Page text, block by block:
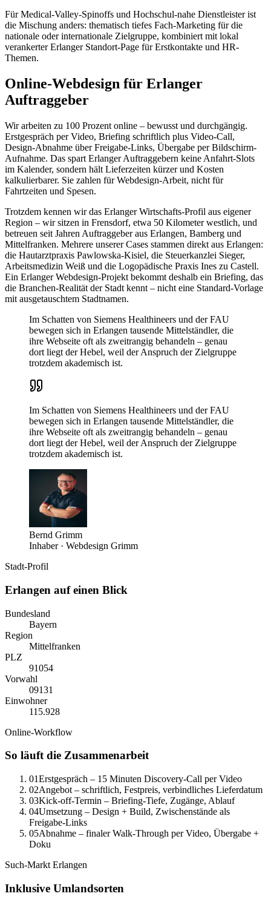
Für Medical-Valley-Spinoffs und Hochschul-nahe Dienstleister ist
die Mischung anders: thematisch tiefes Fach-Marketing für die
nationale oder internationale Zielgruppe, kombiniert mit lokal
verankerter Erlanger Standort-Page für Erstkontakte und HR-
Themen.
Online-Webdesign für Erlanger
Auftraggeber
Wir arbeiten zu 100 Prozent online – bewusst und durchgängig.
Erstgespräch per Video, Briefing schriftlich plus Video-Call,
Design-Abnahme über Freigabe-Links, Übergabe per Bildschirm-
Aufnahme. Das spart Erlanger Auftraggebern keine Anfahrt-Slots
im Kalender, sondern hält Lieferzeiten kürzer und Kosten
kalkulierbarer. Sie zahlen für Webdesign-Arbeit, nicht für
Fahrtzeiten und Spesen.
Trotzdem kennen wir das Erlanger Wirtschafts-Profil aus eigener
Region – wir sitzen in Frensdorf, etwa 50 Kilometer westlich, und
betreuen seit Jahren Auftraggeber aus Erlangen, Bamberg und
Mittelfranken. Mehrere unserer Cases stammen direkt aus Erlangen:
die Hautarztpraxis Pawlowska-Kisiel, die Steuerkanzlei Sieger,
Arbeitsmedizin Weiß und die Logopädische Praxis Ines zu Castell.
Ein Erlanger Webdesign-Projekt bekommt deshalb ein Briefing, das
die Branchen-Realität der Stadt kennt – nicht eine Standard-Vorlage
mit ausgetauschtem Stadtnamen.
Im Schatten von Siemens Healthineers und der FAU
bewegen sich in Erlangen tausende Mittelständler, die
ihre Webseite oft als zweitrangig behandeln – genau
dort liegt der Hebel, weil der Anspruch der Zielgruppe
trotzdem akademisch ist.
Im Schatten von Siemens Healthineers und der FAU
bewegen sich in Erlangen tausende Mittelständler, die
ihre Webseite oft als zweitrangig behandeln – genau
dort liegt der Hebel, weil der Anspruch der Zielgruppe
trotzdem akademisch ist.
Bernd Grimm
Inhaber · Webdesign Grimm
Stadt-Profil
Erlangen auf einen Blick
Bundesland
Bayern
Region
Mittelfranken
PLZ
91054
Vorwahl
09131
Einwohner
115.928
Online-Workflow
So läuft die Zusammenarbeit
01Erstgespräch – 15 Minuten Discovery-Call per Video
02Angebot – schriftlich, Festpreis, verbindliches Lieferdatum
03Kick-off-Termin – Briefing-Tiefe, Zugänge, Ablauf
04Umsetzung – Design + Build, Zwischenstände als
Freigabe-Links
05Abnahme – finaler Walk-Through per Video, Übergabe +
Doku
Such-Markt Erlangen
Inklusive Umlandsorten